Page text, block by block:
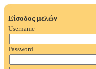
Είσοδος μελών
Username
Password